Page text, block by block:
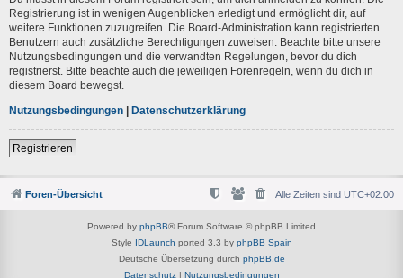
Registrierung ist in wenigen Augenblicken erledigt und ermöglicht dir, auf
weitere Funktionen zuzugreifen. Die Board-Administration kann registrierten
Benutzern auch zusätzliche Berechtigungen zuweisen. Beachte bitte unsere
Nutzungsbedingungen und die verwandten Regelungen, bevor du dich
registrierst. Bitte beachte auch die jeweiligen Forenregeln, wenn du dich in
diesem Board bewegst.
Nutzungsbedingungen | Datenschutzerklärung
Registrieren
Foren-Übersicht Alle Zeiten sind UTC+02:00
Powered by phpBB® Forum Software © phpBB Limited
Style IDLaunch ported 3.3 by phpBB Spain
Deutsche Übersetzung durch phpBB.de
Datenschutz| Nutzungsbedingungen